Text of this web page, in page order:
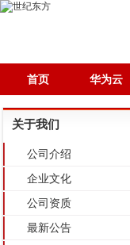
首页 华为云
关于我们
公司介绍
企业文化
公司资质
最新公告